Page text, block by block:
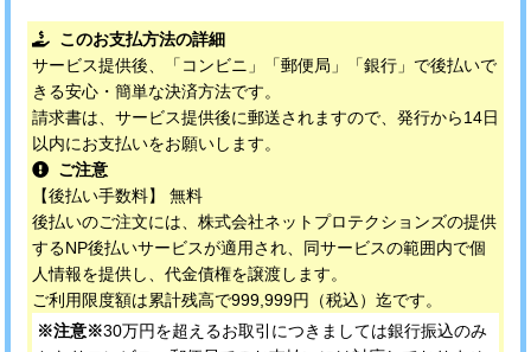
このお支払方法の詳細
サービス提供後、「コンビニ」「郵便局」「銀行」で後払いで
きる安心・簡単な決済方法です。
請求書は、サービス提供後に郵送されますので、発行から14日
以内にお支払いをお願いします。
ご注意
【後払い手数料】 無料
後払いのご注文には、株式会社ネットプロテクションズの提供
するNP後払いサービスが適用され、同サービスの範囲内で個
人情報を提供し、代金債権を譲渡します。
ご利用限度額は累計残高で999,999円（税込）迄です。
※注意※30万円を超えるお取引につきましては銀行振込のみ